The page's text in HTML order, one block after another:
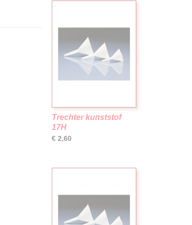
Trechter kunststof
17H
€ 2,60